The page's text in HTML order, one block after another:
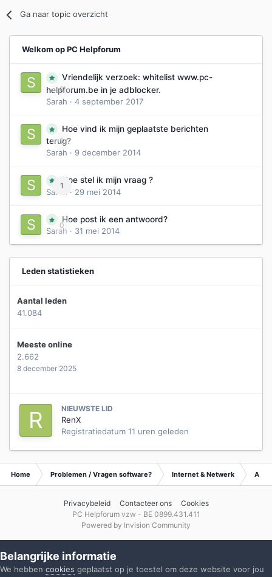
Ga naar topic overzicht
Welkom op PC Helpforum
0
Vriendelijk verzoek: whitelist www.pc-
helpforum.be in je adblocker.
Sarah · 4 september 2017
0
Hoe vind ik mijn geplaatste berichten
terug?
Sarah · 9 december 2014
1
Hoe stel ik mijn vraag ?
Sarah
· 29 mei 2014
0
Hoe post ik een antwoord?
Sarah · 31 mei 2014
Leden statistieken
Aantal leden
41.084
Meeste online
2.662
8 december 2025
NIEUWSTE LID
RenX
Registratiedatum 11 uren geleden
Home Problemen / Vragen software? Internet & Netwerk
Privacybeleid Contacteer ons
Cookies
PC Helpforum vzw - BE 0899.431.411
Powered by Invision Community
Belangrijke informatie
We hebben cookies geplaatst op je toestel om deze website voor jou